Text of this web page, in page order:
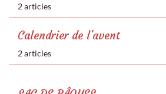
2 articles
Calendrier de l'avent
2 articles